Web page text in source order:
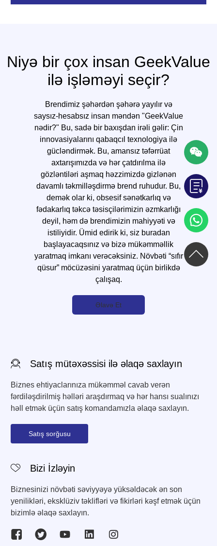
Niyə bir çox insan GeekValue
ilə işləməyi seçir?
Brendimiz şəhərdən şəhərə yayılır və
saysız-hesabsız insan məndən "GeekValue
nədir?" Bu, sadə bir baxışdan irəli gəlir: Çin
innovasiyalarını qabaqcıl texnologiya ilə
gücləndirmək. Bu, amansız təfərrüat
axtarışımızda və hər çatdırılma ilə
gözləntiləri aşmaq həzzimizdə gizlənən
davamlı təkmilləşdirmə brend ruhudur. Bu,
demək olar ki, obsesif sənətkarlıq və
fədakarlıq təkcə təsisçilərimizin əzmkarlığı
deyil, həm də brendimizin mahiyyəti və
istiliyidir. Ümid edirik ki, siz buradan
başlayacaqsınız və bizə mükəmməllik
yaratmaq imkanı verəcəksiniz. Növbəti “sıfır
qüsur” möcüzəsini yaratmaq üçün birlikdə
çalışaq.
Əlavə Et
Satış mütəxəssisi ilə əlaqə saxlayın
Biznes ehtiyaclarınıza mükəmməl cavab verən
fərdiləşdirilmiş həlləri araşdırmaq və hər hansı sualınızı
həll etmək üçün satış komandamızla əlaqə saxlayın.
Satış sorğusu
Bizi İzləyin
Biznesinizi növbəti səviyyəyə yüksəldəcək ən son
yenilikləri, eksklüziv təklifləri və fikirləri kəşf etmək üçün
bizimlə əlaqə saxlayın.